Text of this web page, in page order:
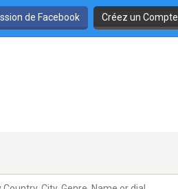
de Facebook Créez un Compte